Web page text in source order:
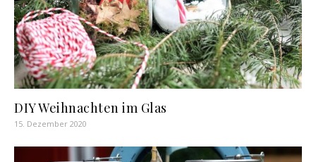
DIY Weihnachten im Glas
15. Dezember 2020